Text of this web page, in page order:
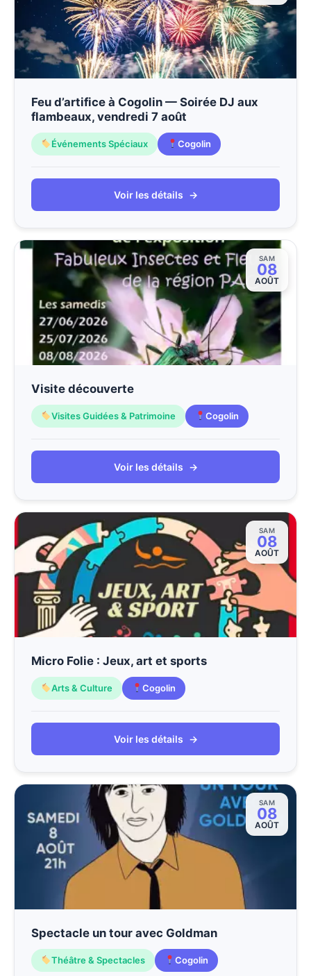
Feu d’artifice à Cogolin — Soirée DJ aux
flambeaux, vendredi 7 août
Événements Spéciaux Cogolin
Voir les détails →
SAM
08
AOÛT
Visite découverte
Visites Guidées & Patrimoine Cogolin
Voir les détails →
SAM
08
AOÛT
Micro Folie : Jeux, art et sports
Arts & Culture Cogolin
Voir les détails →
SAM
08
AOÛT
Spectacle un tour avec Goldman
Théâtre & Spectacles Cogolin